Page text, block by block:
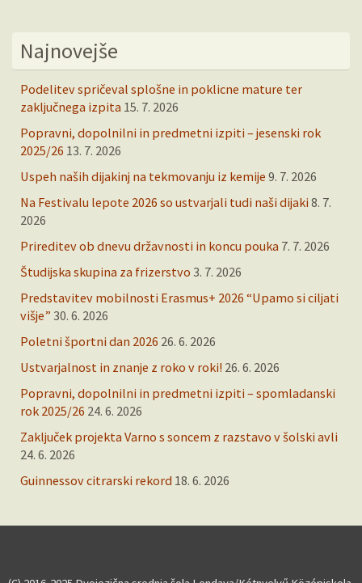
Najnovejše
Podelitev spričeval splošne in poklicne mature ter
zaključnega izpita 15. 7. 2026
Popravni, dopolnilni in predmetni izpiti – jesenski rok
2025/26 13. 7. 2026
Uspeh naših dijakinj na tekmovanju iz kemije 9. 7. 2026
Na Festivalu lepote 2026 so ustvarjali tudi naši dijaki 8. 7.
2026
Prireditev ob dnevu državnosti in koncu pouka 7. 7. 2026
Študijska skupina za frizerstvo 3. 7. 2026
Predstavitev mobilnosti Erasmus+ 2026 “Upamo si ciljati
višje” 30. 6. 2026
Poletni športni dan 2026 26. 6. 2026
Ustvarjalnost in znanje z roko v roki! 26. 6. 2026
Popravni, dopolnilni in predmetni izpiti – spomladanski
rok 2025/26 24. 6. 2026
Zaključek projekta Varno s soncem z razstavo v šolski avli
24. 6. 2026
Guinnessov citrarski rekord 18. 6. 2026